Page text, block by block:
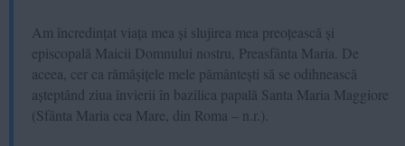
Am încredințat viața mea și slujirea mea preoțească și
episcopală Maicii Domnului nostru, Preasfânta Maria. De
aceea, cer ca rămășițele mele pământești să se odihnească
așteptând ziua învierii în bazilica papală Santa Maria Maggiore
(Sfânta Maria cea Mare, din Roma – n.r.).